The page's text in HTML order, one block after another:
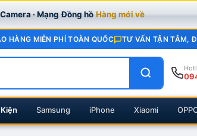
Camera · Mạng Đồng hồ Hàng mới về
HÀNG MIỄN PHÍ TOÀN QUỐC TƯ VẤN TẬN TÂM,
Samsung iPhone Xiaomi